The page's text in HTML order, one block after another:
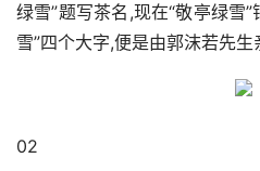
绿雪”题写茶名,现在“敬亭绿雪
雪”四个大字,便是由郭沫若先生
02